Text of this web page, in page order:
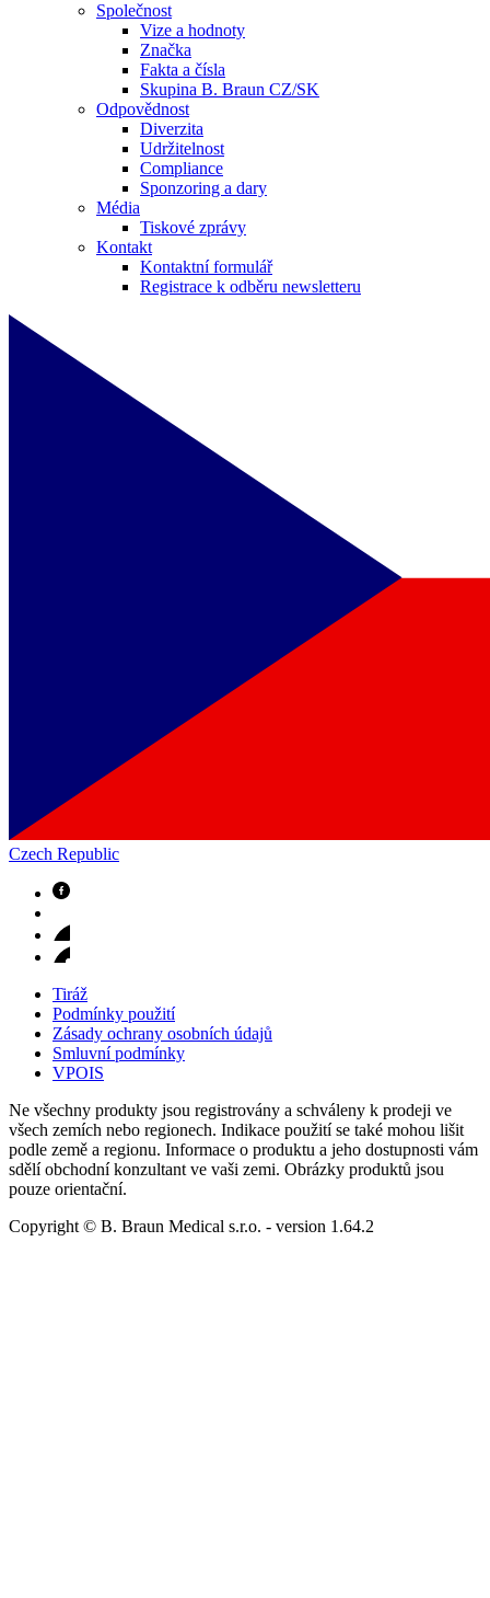
Společnost
Vize a hodnoty
Značka
Fakta a čísla
Skupina B. Braun CZ/SK
Odpovědnost
Diverzita
Udržitelnost
Compliance
Sponzoring a dary
Média
Tiskové zprávy
Kontakt
Kontaktní formulář
Registrace k odběru newsletteru
Czech Republic
Tiráž
Podmínky použití
Zásady ochrany osobních údajů
Smluvní podmínky
VPOIS
Ne všechny produkty jsou registrovány a schváleny k prodeji ve
všech zemích nebo regionech. Indikace použití se také mohou lišit
podle země a regionu. Informace o produktu a jeho dostupnosti vám
sdělí obchodní konzultant ve vaši zemi. Obrázky produktů jsou
pouze orientační.
Copyright © B. Braun Medical s.r.o. - version 1.64.2